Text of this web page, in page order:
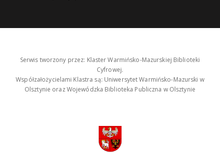
Serwis tworzony przez: Klaster Warmińsko-Mazurskiej Biblioteki
Cyfrowej.
Współzałożycielami Klastra są: Uniwersytet Warmińsko-Mazurski w
Olsztynie oraz Wojewódzka Biblioteka Publiczna w Olsztynie